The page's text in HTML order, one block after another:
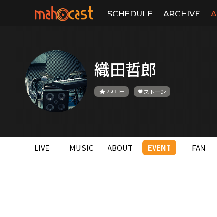
SCHEDULE ARCHIVE
織田哲郎
フォロー ストーン
LIVE MUSIC ABOUT EVENT FAN